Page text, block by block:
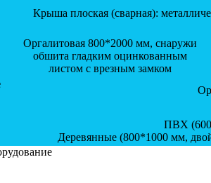
Крыша плоская (сварная):
Оргалитовая 800*2000 мм, снаружи
обшита гладким оцинкованным
листом с врезным замком
ПВХ
Деревянные (800*1000 мм,